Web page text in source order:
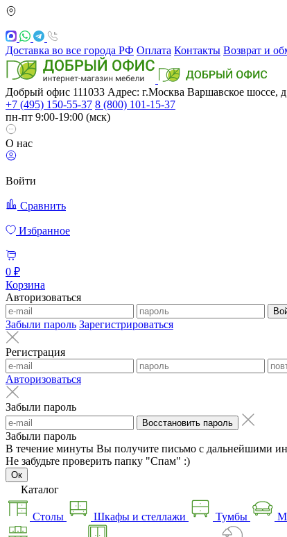
Доставка во все города РФ Оплата Контакты Возврат и
Добрый офис 111033 Адрес: г.Москва Варшавское шоссе,
+7 (495) 150-55-37 8 (800) 101-15-37
пн-пт 9:00-19:00 (мск)
О нас
Войти
Сравнить
Избранное
0 ₽
Корзина
Авторизоваться
Забыли пароль Зарегистрироваться
Регистрация
Авторизоваться
Забыли пароль
Восстановить пароль
Забыли пароль
В течение минуты Вы получите письмо с дальнейшими
Не забудьте проверить папку "Спам" :)
Ок
Каталог
Столы Шкафы и стеллажи Тумбы